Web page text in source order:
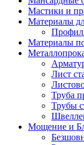
Мастики и
Материалы
Материалы
Лист
Труба
Трубы
Мощение и